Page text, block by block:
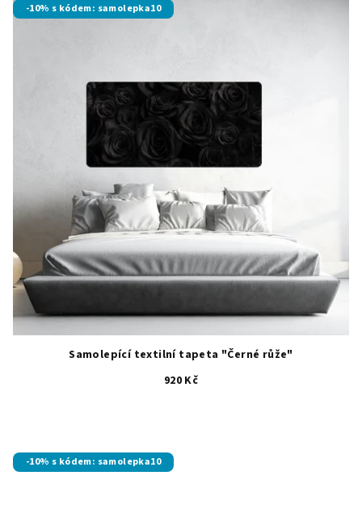
-10% s kódem: samolepka10
Samolepící textilní tapeta "Černé růže"
920 Kč
-10% s kódem: samolepka10